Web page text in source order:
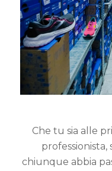
Che tu sia alle
chiunque abbia